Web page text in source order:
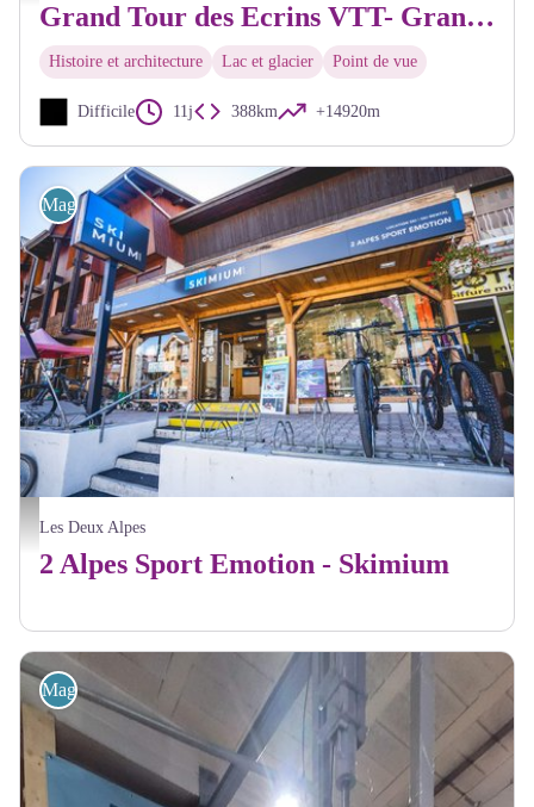
Grand Tour des Ecrins VTT- Grande Traversée VTT-FFC
Histoire et architecture Lac et glacier Point de vue
Difficile 11j 388km +14920m
33 avenue de la Muzelle - Luka Leroy OT2Alpes
Magasins de sport et location
Les Deux Alpes
2 Alpes Sport Emotion - Skimium
Magasins de sport et location